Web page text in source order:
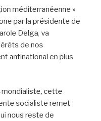
méditerranéenne »
par la présidente de
Delga, va
de nos
antinational en plus
mondialiste, cette
socialiste remet
nous reste de